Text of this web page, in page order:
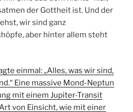
der Gottheit ist. Und der
wir sind ganz
aber hinter allem steht
einmal: „Alles, was wir sind,
Eine massive Mond-Neptun
mit einem Jupiter-Transit
von Einsicht, wie mit einer